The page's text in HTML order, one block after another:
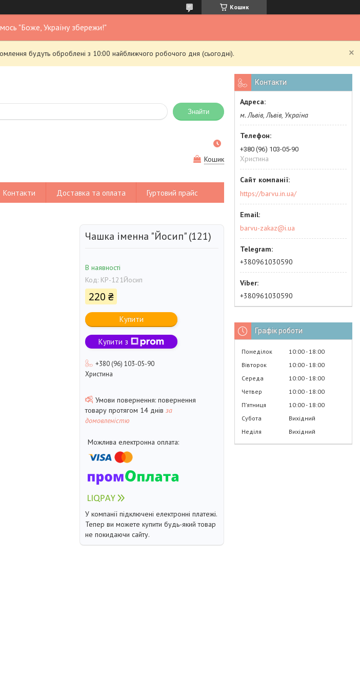
Кошик
"Боже, Україну збережи!"
будуть оброблені з 10:00 найближчого робочого дня (сьогодні).
Знайти
Кошик
Контакти Доставка та оплата Гуртовий прайс
Чашка іменна "Йосип" (121)
В наявності
Код: КР-121Йосип
220 ₴
Купити
Купити з
+380 (96) 103-05-90
Христина
повернення
товару протягом 14 днів за
домовленістю
У компанії підключені електронні платежі.
Тепер ви можете купити будь-який товар
не покидаючи сайту.
Контакти
м. Львів, Львів, Україна
+380 (96) 103-05-90
Христина
https://barvu.in.ua/
barvu-zakaz@i.ua
+380961030590
+380961030590
Графік роботи
Понеділок 10:00 18:00
Вівторок
10:00 18:00
Середа
10:00 18:00
Четвер
10:00 18:00
Пʼятниця
10:00 18:00
Субота
Вихідний
Неділя
Вихідний